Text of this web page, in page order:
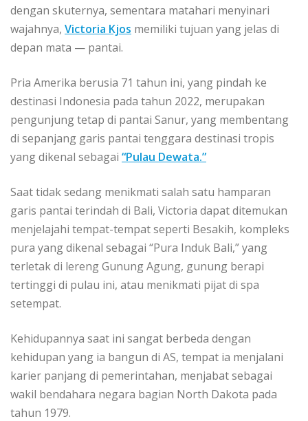
dengan skuternya, sementara matahari menyinari
wajahnya, Victoria Kjos memiliki tujuan yang jelas di
depan mata — pantai.
Pria Amerika berusia 71 tahun ini, yang pindah ke
destinasi Indonesia pada tahun 2022, merupakan
pengunjung tetap di pantai Sanur, yang membentang
di sepanjang garis pantai tenggara destinasi tropis
yang dikenal sebagai “Pulau Dewata.”
Saat tidak sedang menikmati salah satu hamparan
garis pantai terindah di Bali, Victoria dapat ditemukan
menjelajahi tempat-tempat seperti Besakih, kompleks
pura yang dikenal sebagai “Pura Induk Bali,” yang
terletak di lereng Gunung Agung, gunung berapi
tertinggi di pulau ini, atau menikmati pijat di spa
setempat.
Kehidupannya saat ini sangat berbeda dengan
kehidupan yang ia bangun di AS, tempat ia menjalani
karier panjang di pemerintahan, menjabat sebagai
wakil bendahara negara bagian North Dakota pada
tahun 1979.